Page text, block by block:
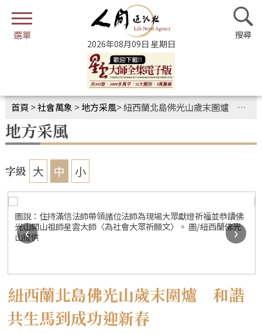
2026年08月09日 星期日
首頁 >社會萬象 >地方采風>紐西蘭北島佛光山歲末圍爐 和諧共生馬到成功迎新春
地方采風
字級 大 中 小
圖說：住持滿信法師帶領諸位法師為現場大眾獻燈祈福並恭讀佛
光山開山祖師星雲大師〈為社會大眾祈願文〉。 圖/紐西蘭佛光
山提供
‹ ›
紐西蘭北島佛光山歲末圍爐 和諧
共生馬到成功迎新春